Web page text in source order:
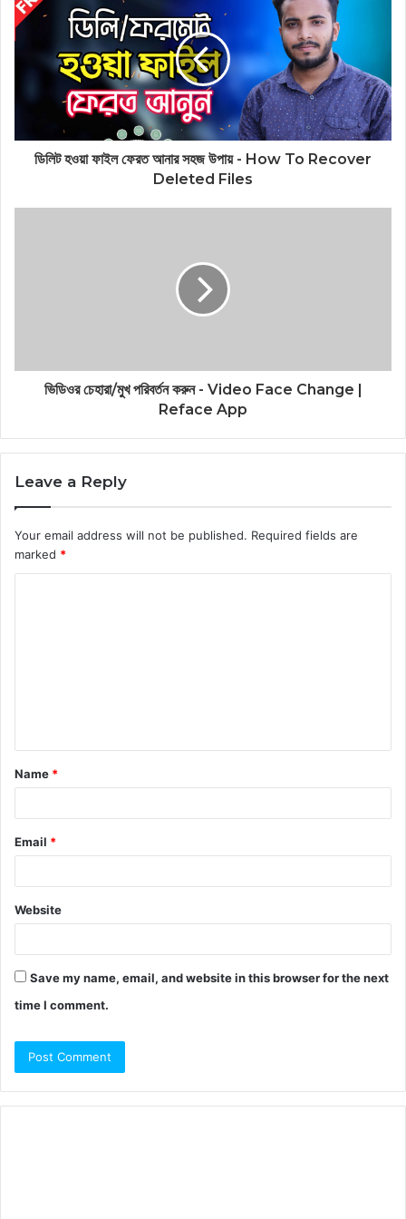
ডিলিট হওয়া ফাইল ফেরত আনার সহজ উপায় - How To Recover
Deleted Files
ভিডিওর চেহারা/মুখ পরিবর্তন করুন - Video Face Change |
Reface App
Leave a Reply
Your email address will not be published. Required fields are
marked *
Name *
Email *
Website
Save my name, email, and website in this browser for the next
time I comment.